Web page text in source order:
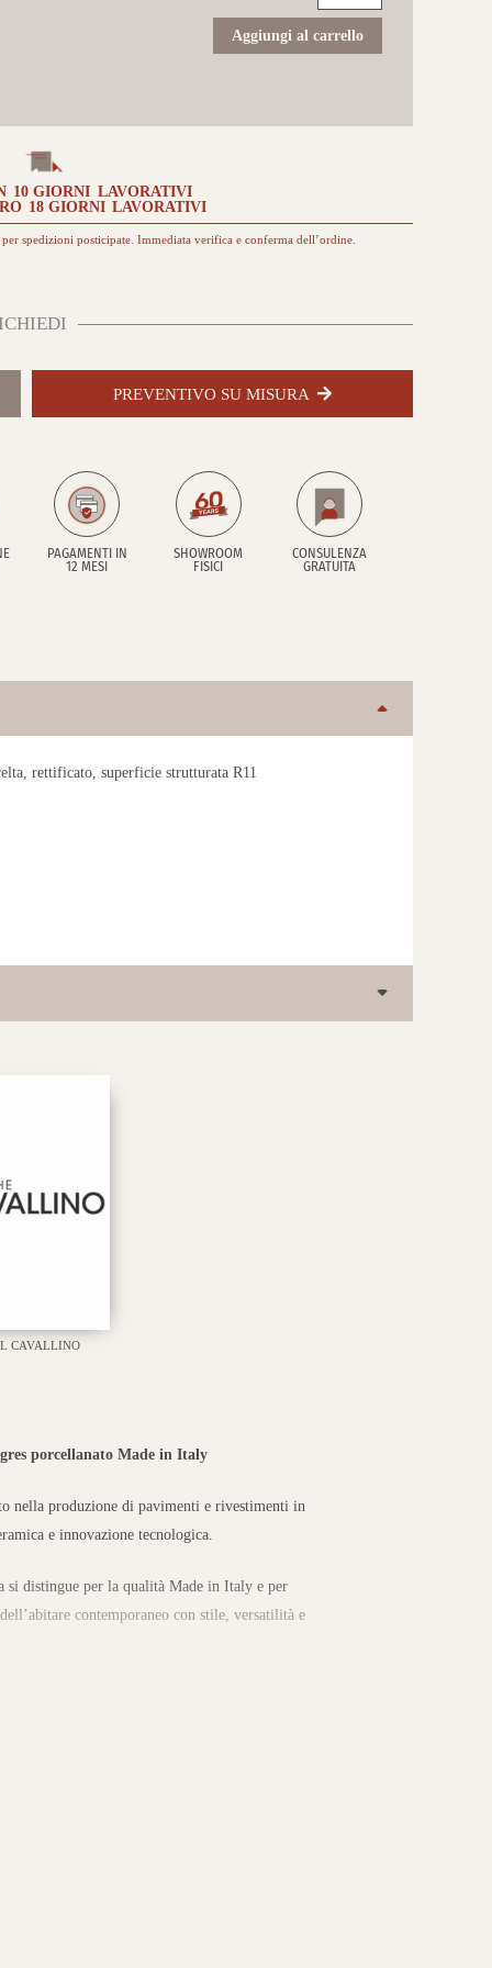
Le
Resine
61x61
esterno
Aggiungi al carrello
10 GIORNI LAVORATIVI
18 GIORNI LAVORATIVI
spedizioni posticipate. Immediata verifica e conferma dell’ordine.
PREVENTIVO SU MISURA
PAGAMENTI IN
12 MESI
SHOWROOM
FISICI
CONSULENZA
GRATUITA
rettificato, superficie strutturata R11
CAVALLINO
porcellanato Made in Italy
nella produzione di pavimenti e rivestimenti in
e innovazione tecnologica.
si distingue per la qualità Made in Italy e per
contemporaneo con stile, versatilità e